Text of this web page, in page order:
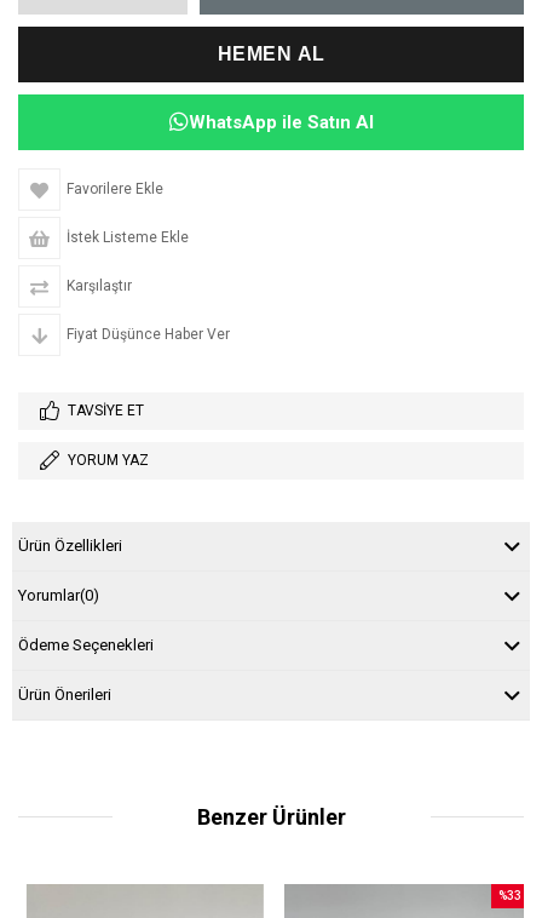
WhatsApp ile Satın Al
Favorilere Ekle
İstek Listeme Ekle
Karşılaştır
Fiyat Düşünce Haber Ver
TAVSIYE ET
YORUM YAZ
Ürün Özellikleri
Yorumlar(0)
Ödeme Seçenekleri
Ürün Önerileri
Benzer Ürünler
%33